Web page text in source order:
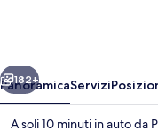
Avanti
182+
PanoramicaServizi
A soli 10 minuti in auto da